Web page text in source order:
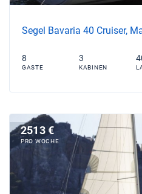
Segel Bavaria 40 Cruiser,
8
GASTE
3
KABINEN
2513 €
PRO WOCHE